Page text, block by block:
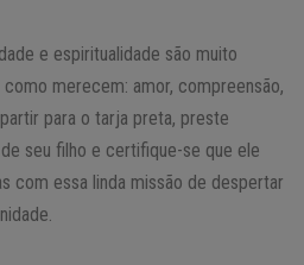
e espiritualidade são muito
merecem: amor, compreensão,
para o tarja preta, preste
seu filho e certifique-se que ele
com essa linda missão de despertar